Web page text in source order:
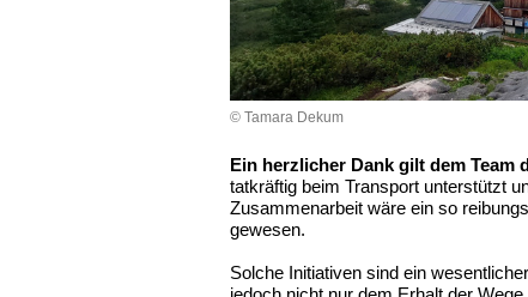
© Tamara Dekum
Ein herzlicher Dank gilt dem Team
tatkräftig beim Transport unterstützt
Zusammenarbeit wäre ein so
gewesen.
Solche Initiativen sind ein